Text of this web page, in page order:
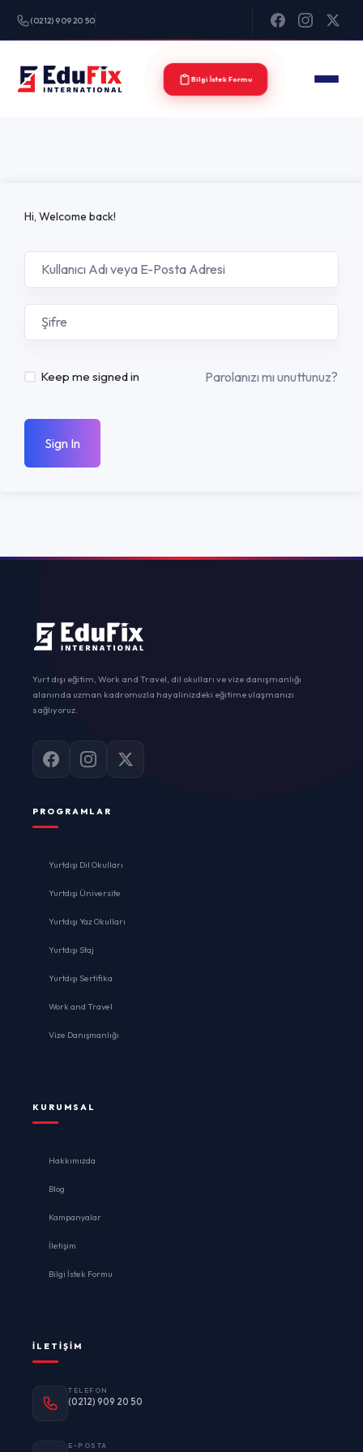
(0212) 909 20 50
Bilgi İstek Formu
Hi, Welcome back!
Keep me signed in Parolanızı mı unuttunuz?
Sign In
Yurt dışı eğitim, Work and Travel, dil okulları ve vize danışmanlığı
alanında uzman kadromuzla hayalinizdeki eğitime ulaşmanızı
sağlıyoruz.
PROGRAMLAR
Yurtdışı Dil Okulları
Yurtdışı Üniversite
Yurtdışı Yaz Okulları
Yurtdışı Staj
Yurtdışı Sertifika
Work and Travel
Vize Danışmanlığı
KURUMSAL
Hakkımızda
Blog
Kampanyalar
İletişim
Bilgi İstek Formu
İLETIŞIM
TELEFON
(0212) 909 20 50
E-POSTA